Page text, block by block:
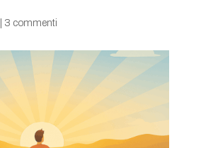
3 commenti